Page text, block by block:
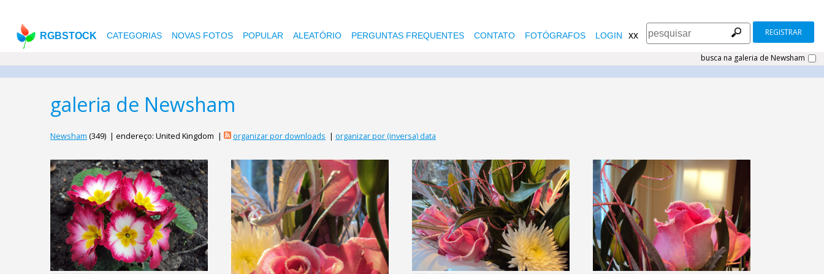
RGBSTOCK CATEGORIAS NOVAS FOTOS POPULAR ALEATÓRIO PERGUNTAS FREQUENTES CONTATO FOTÓGRAFOS LOGIN xx REGISTRAR
busca na galeria de Newsham
galeria de Newsham
Newsham (349) | endereço: United Kingdom | organizar por downloads | organizar por (inversa) data